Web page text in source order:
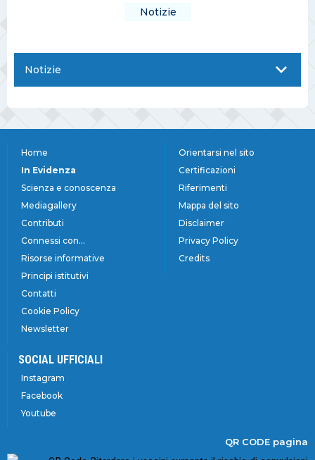
Notizie
Notizie
Home
In Evidenza
Scienza e conoscenza
Mediagallery
Contributi
Connessi con...
Risorse informative
Principi istitutivi
Contatti
Cookie Policy
Newsletter
Orientarsi nel sito
Certificazioni
Riferimenti
Mappa del sito
Disclaimer
Privacy Policy
Credits
SOCIAL UFFICIALI
Instagram
Facebook
Youtube
QR CODE pagina